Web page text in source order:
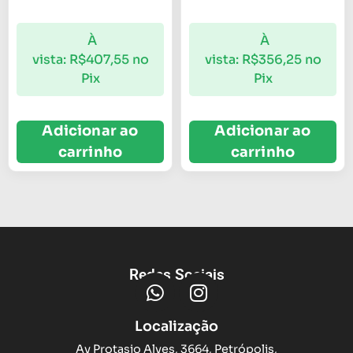
À
vista: R$407,55 no
Pix
Adicionar ao
carrinho
À
vista: R$356,25 no
Pix
Adicionar ao
carrinho
Redes Sociais
Localização
Av Protasio Alves, 3664, Petrópolis,